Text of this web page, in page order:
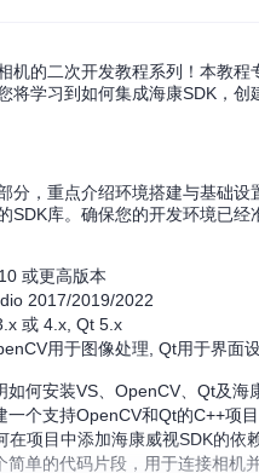
机的二次开发教程系列！本教
将学习到如何集成海康SDK，
分，重点介绍环境搭建与基础
SDK库。确保您的开发环境已经
或更高版本
2017/2019/2022
或 4.x, Qt 5.x
用于图像处理, Qt用于界面
如何安装VS、OpenCV、Qt及海
一个支持OpenCV和Qt的C++项目
在项目中添加海康威视SDK的依
简单的代码片段，用于连接相机